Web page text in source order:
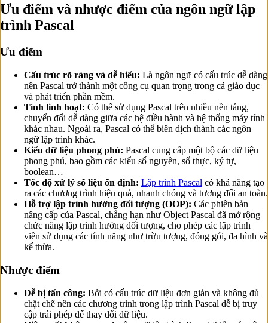
Ưu điểm và nhược điểm của ngôn ngữ lập
trình Pascal
Ưu điểm
Cấu trúc rõ ràng và dễ hiểu: Là ngôn ngữ có cấu trúc dễ dàng
nên Pascal trở thành một công cụ quan trọng trong cả giáo dục
và phát triển phần mềm.
Tính linh hoạt: Có thể sử dụng Pascal trên nhiều nền tảng,
chuyển đổi dễ dàng giữa các hệ điều hành và hệ thống máy tính
khác nhau. Ngoài ra, Pascal có thể biên dịch thành các ngôn
ngữ lập trình khác.
Kiểu dữ liệu phong phú: Pascal cung cấp một bộ các dữ liệu
phong phú, bao gồm các kiểu số nguyên, số thực, ký tự,
boolean…
Tốc độ xử lý số liệu ổn định: Lập trình Pascal có khả năng tạo
ra các chương trình hiệu quả, nhanh chóng và tương đối an toàn.
Hỗ trợ lập trình hướng đối tượng (OOP): Các phiên bản
nâng cấp của Pascal, chẳng hạn như Object Pascal đã mở rộng
chức năng lập trình hướng đối tượng, cho phép các lập trình
viên sử dụng các tính năng như trừu tượng, đóng gói, đa hình và
kế thừa.
Nhược điểm
Dễ bị tấn công: Bởi có cấu trúc dữ liệu đơn giản và không đủ
chặt chẽ nên các chương trình trong lập trình Pascal dễ bị truy
cập trái phép để thay đổi dữ liệu.